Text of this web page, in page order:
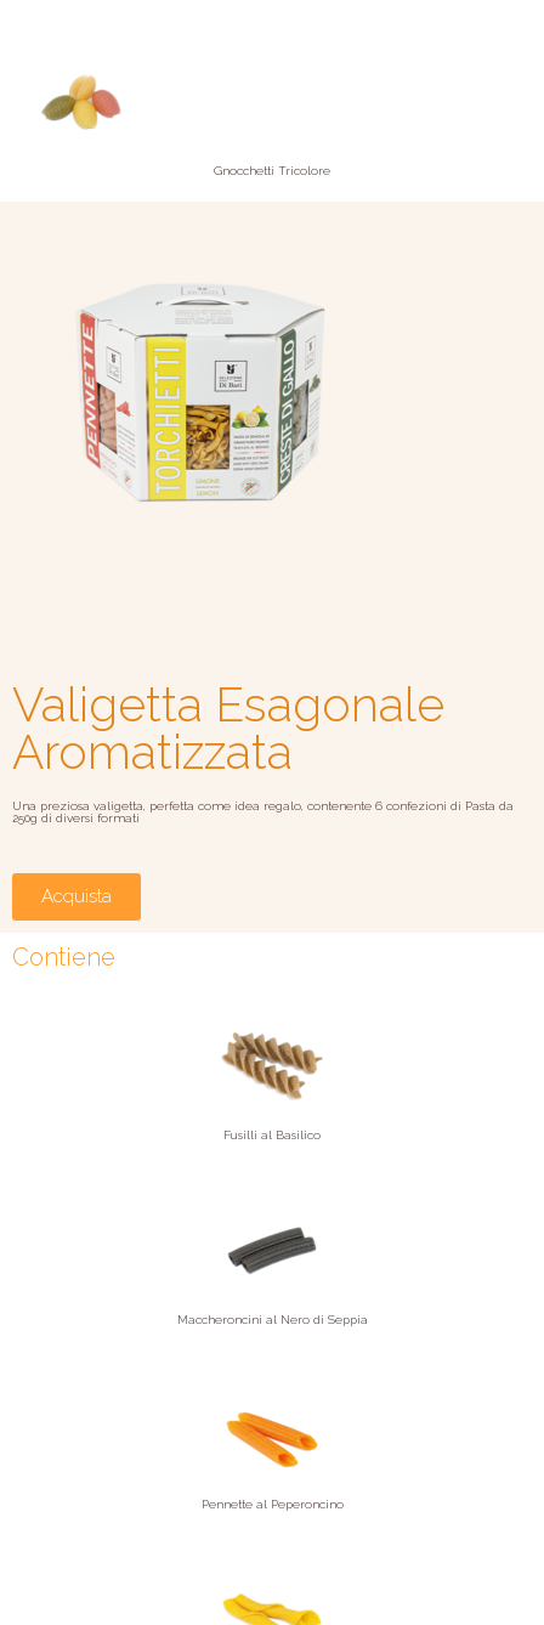
Gnocchetti Tricolore
Valigetta Esagonale
Aromatizzata
Una preziosa valigetta, perfetta come idea regalo, contenente 6 confezioni di Pasta da
250g di diversi formati
Acquista
Contiene
Fusilli al Basilico
Maccheroncini al Nero di Seppia
Pennette al Peperoncino